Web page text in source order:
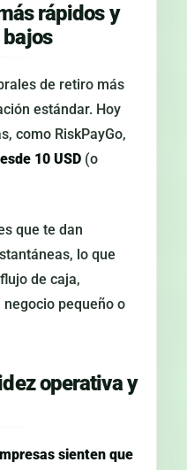
rápidos y
de retiro más
estándar. Hoy
como RiskPayGo,
10 USD (o
que te dan
lo que
de caja,
pequeño o
operativa y
sienten que